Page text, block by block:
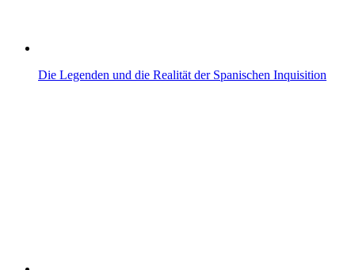
Die Legenden und die Realität der Spanischen Inquisition